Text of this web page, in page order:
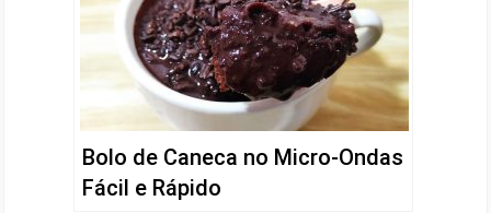
Bolo de Caneca no Micro-Ondas
Fácil e Rápido